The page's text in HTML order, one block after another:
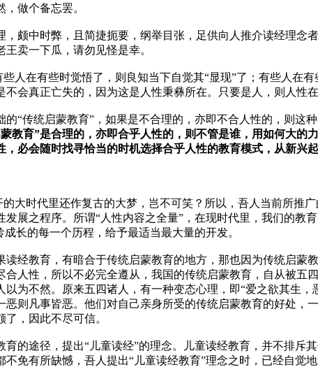
做个备忘罢。
颇中时弊，且简捷扼要，纲举目张，足供向人推介读经理念
卖一下瓜，请勿见怪是幸。
人在有些时觉悟了，则良知当下自觉其“显现”了；有些人在
会真正亡失的，因为这是人性秉彝所在。只要是人，则人性
“传统启蒙教育”，如果是不合理的，亦即不合人性的，则这
教育”是合理的，亦即合乎人性的，则不管是谁，用如何大的
必会随时找寻恰当的时机选择合乎人性的教育模式，从新兴起
大时代里还作复古的大梦，岂不可笑？所以，吾人当前所推
展之程序。所谓“人性内容之全量”，在现时代里，我们的教
长的每一个历程，给予最适当最大量的开发。
经教育，有暗合于传统启蒙教育的地方，那也因为传统启蒙
人性，所以不必完全遵从，我国的传统启蒙教育，自从被五
为不然。原来五四诸人，有一种变态心理，即“爱之欲其生，
则凡事皆恶。他们对自己亲身所受的传统启蒙教育的好处，
，因此不尽可信。
的途径，提出“儿童读经”的理念。儿童读经教育，并不排斥
免有所缺憾，吾人提出“儿童读经教育”理念之时，已经自觉